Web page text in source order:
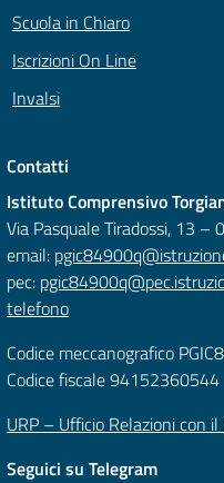
Scuola in Chiaro
Iscrizioni On Line
Invalsi
Contatti
Istituto Comprensivo
Via Pasquale Tiradossi, 13 –
email:
pec:
telefono
Codice meccanografico
Codice fiscale 94152360544
URP – Ufficio Relazioni con il
Seguici su Telegram